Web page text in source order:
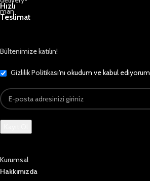
Hızlı
Teslimat
Bültenimize katılın!
Gizlilik Politikası'nı okudum ve kabul ediyorum
Kurumsal
Hakkımızda